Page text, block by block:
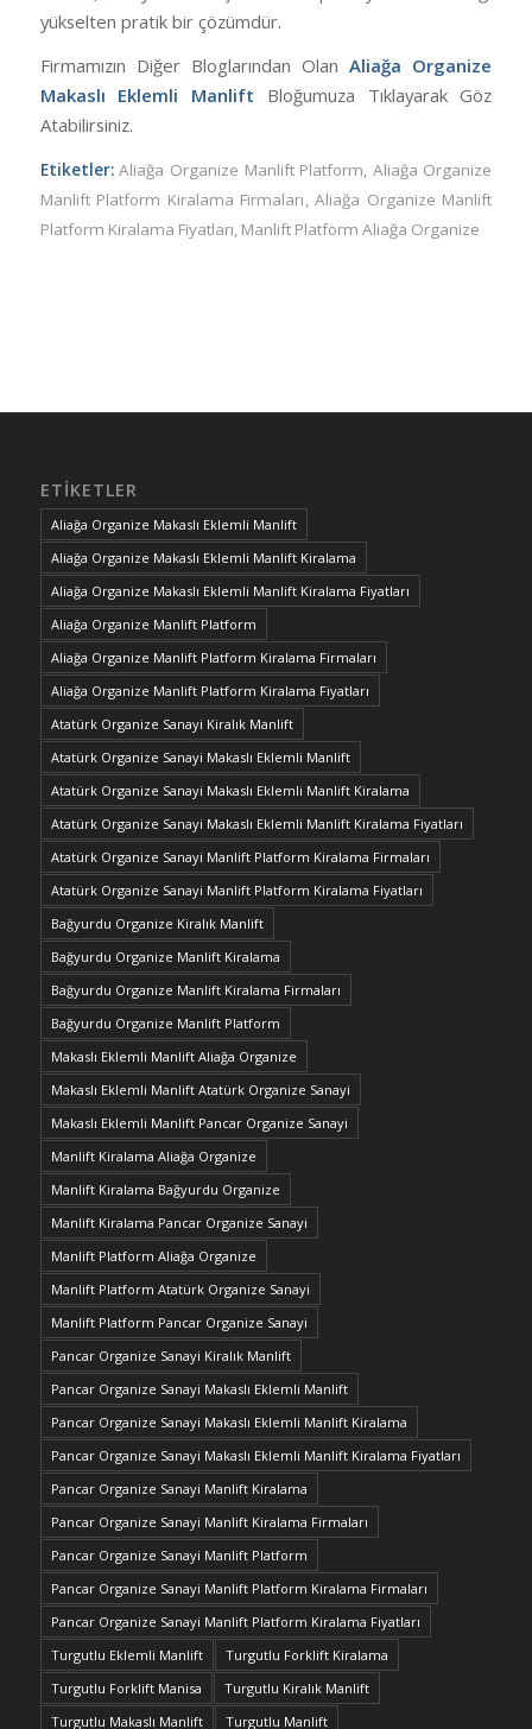
yükselten pratik bir çözümdür.
Firmamızın Diğer Bloglarından OlanAliağa Organize
Makaslı Eklemli Manlift Bloğumuza Tıklayarak Göz
Atabilirsiniz.
Etiketler: Aliağa Organize Manlift Platform, Aliağa Organize
Manlift Platform Kiralama Firmaları,Aliağa Organize Manlift
Platform Kiralama Fiyatları, Manlift Platform Aliağa Organize
ETIKETLER
Aliağa Organize Makaslı Eklemli Manlift
Aliağa Organize Makaslı Eklemli Manlift Kiralama
Aliağa Organize Makaslı Eklemli Manlift Kiralama Fiyatları
Aliağa Organize Manlift Platform
Aliağa Organize Manlift Platform Kiralama Firmaları
Aliağa Organize Manlift Platform Kiralama Fiyatları
Atatürk Organize Sanayi Kiralık Manlift
Atatürk Organize Sanayi Makaslı Eklemli Manlift
Atatürk Organize Sanayi Makaslı Eklemli Manlift Kiralama
Atatürk Organize Sanayi Makaslı Eklemli Manlift Kiralama Fiyatları
Atatürk Organize Sanayi Manlift Platform Kiralama Firmaları
Atatürk Organize Sanayi Manlift Platform Kiralama Fiyatları
Bağyurdu Organize Kiralık Manlift
Bağyurdu Organize Manlift Kiralama
Bağyurdu Organize Manlift Kiralama Firmaları
Bağyurdu Organize Manlift Platform
Makaslı Eklemli Manlift Aliağa Organize
Makaslı Eklemli Manlift Atatürk Organize Sanayi
Makaslı Eklemli Manlift Pancar Organize Sanayi
Manlift Kiralama Aliağa Organize
Manlift Kiralama Bağyurdu Organize
Manlift Kiralama Pancar Organize Sanayi
Manlift Platform Aliağa Organize
Manlift Platform Atatürk Organize Sanayi
Manlift Platform Pancar Organize Sanayi
Pancar Organize Sanayi Kiralık Manlift
Pancar Organize Sanayi Makaslı Eklemli Manlift
Pancar Organize Sanayi Makaslı Eklemli Manlift Kiralama
Pancar Organize Sanayi Makaslı Eklemli Manlift Kiralama Fiyatları
Pancar Organize Sanayi Manlift Kiralama
Pancar Organize Sanayi Manlift Kiralama Firmaları
Pancar Organize Sanayi Manlift Platform
Pancar Organize Sanayi Manlift Platform Kiralama Firmaları
Pancar Organize Sanayi Manlift Platform Kiralama Fiyatları
Turgutlu Eklemli Manlift
Turgutlu Forklift Kiralama
Turgutlu Forklift Manisa
Turgutlu Kiralık Manlift
Turgutlu Makaslı Manlift
Turgutlu Manlift